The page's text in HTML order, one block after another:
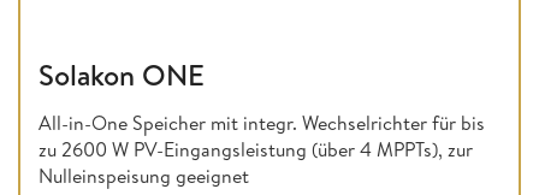
Solakon ONE
All-in-One Speicher mit integr. Wechselrichter für bis
zu 2600 W PV-Eingangsleistung (über 4 MPPTs), zur
Nulleinspeisung geeignet